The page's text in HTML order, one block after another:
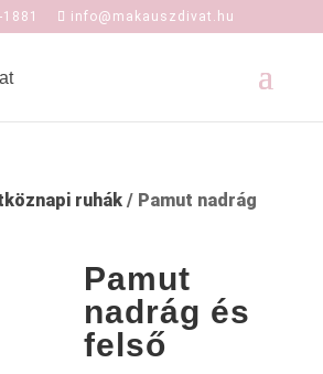
info@makauszdivat.hu
ruhák/ Pamut nadrág
Pamut
nadrág és
felső